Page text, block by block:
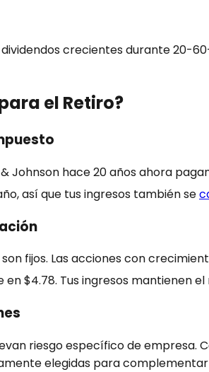
crecientes durante 20-
el Retiro?
Johnson hace 20 años ahora
así que tus ingresos también se
fijos. Las acciones con
en $4.78. Tus ingresos mantienen
riesgo específico de empresa.
elegidas para